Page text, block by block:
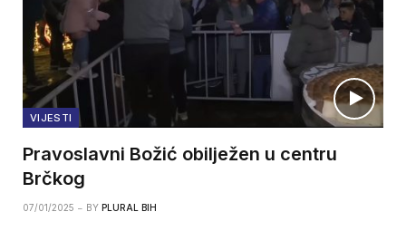
VIJESTI
Pravoslavni Božić obilježen u centru
Brčkog
07/01/2025 BY PLURAL BIH